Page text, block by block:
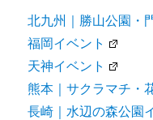
北九州｜勝山公園・
福岡イベント
天神イベント
熊本｜サクラマチ・
長崎｜水辺の森公園